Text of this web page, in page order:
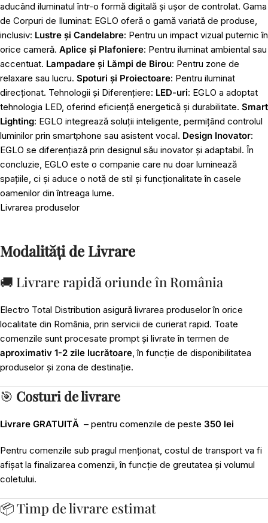
aducând iluminatul într-o formă digitală și ușor de controlat. Gama
de Corpuri de Iluminat: EGLO oferă o gamă variată de produse,
inclusiv: Lustre și Candelabre: Pentru un impact vizual puternic în
orice cameră. Aplice și Plafoniere: Pentru iluminat ambiental sau
accentuat. Lampadare și Lămpi de Birou: Pentru zone de
relaxare sau lucru. Spoturi și Proiectoare: Pentru iluminat
direcționat. Tehnologii și Diferențiere: LED-uri: EGLO a adoptat
tehnologia LED, oferind eficiență energetică și durabilitate. Smart
Lighting: EGLO integrează soluții inteligente, permițând controlul
luminilor prin smartphone sau asistent vocal. Design Inovator:
EGLO se diferențiază prin designul său inovator și adaptabil. În
concluzie, EGLO este o companie care nu doar luminează
spațiile, ci și aduce o notă de stil și funcționalitate în casele
oamenilor din întreaga lume.
Livrarea produselor
Modalități de Livrare
🚚 Livrare rapidă oriunde în România
Electro Total Distribution asigură livrarea produselor în orice
localitate din România, prin servicii de curierat rapid. Toate
comenzile sunt procesate prompt și livrate în termen de
aproximativ 1-2 zile lucrătoare, în funcție de disponibilitatea
produselor și zona de destinație.
🎯 Costuri de livrare
Livrare GRATUITĂ – pentru comenzile de peste 350 lei
Pentru comenzile sub pragul menționat, costul de transport va fi
afișat la finalizarea comenzii, în funcție de greutatea și volumul
coletului.
📦 Timp de livrare estimat